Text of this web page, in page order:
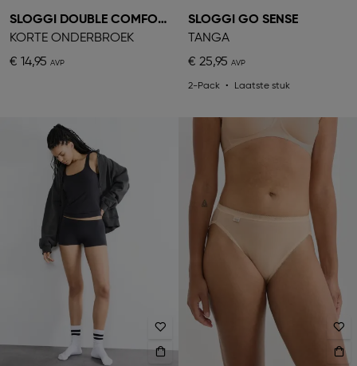
SLOGGI DOUBLE COMFORT
KORTE ONDERBROEK
€ 14,95
SLOGGI GO SENSE
TANGA
€ 25,95
2-Pack Laatste stuk